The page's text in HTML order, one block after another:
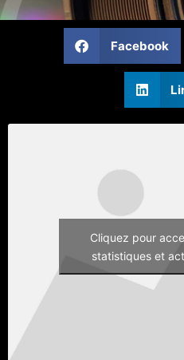
Facebook
Cliquez pour
statistiques et